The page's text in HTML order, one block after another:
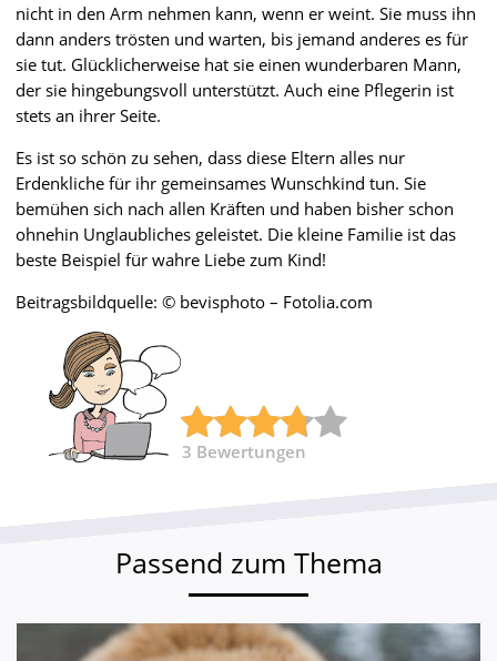
nicht in den Arm nehmen kann, wenn er weint. Sie muss ihn
dann anders trösten und warten, bis jemand anderes es für
sie tut. Glücklicherweise hat sie einen wunderbaren Mann,
der sie hingebungsvoll unterstützt. Auch eine Pflegerin ist
stets an ihrer Seite.
Es ist so schön zu sehen, dass diese Eltern alles nur
Erdenkliche für ihr gemeinsames Wunschkind tun. Sie
bemühen sich nach allen Kräften und haben bisher schon
ohnehin Unglaubliches geleistet. Die kleine Familie ist das
beste Beispiel für wahre Liebe zum Kind!
Beitragsbildquelle: © bevisphoto – Fotolia.com
3 Bewertungen
Passend zum Thema